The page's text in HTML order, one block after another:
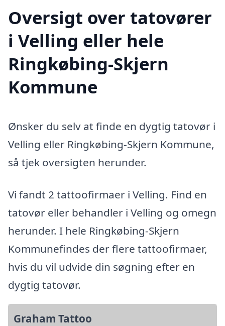
Oversigt over tatovører
i Velling eller hele
Ringkøbing-Skjern
Kommune
Ønsker du selv at finde en dygtig tatovør i
Velling eller Ringkøbing-Skjern Kommune,
så tjek oversigten herunder.
Vi fandt 2 tattoofirmaer i Velling. Find en
tatovør eller behandler i Velling og omegn
herunder. I hele Ringkøbing-Skjern
Kommunefindes der flere tattoofirmaer,
hvis du vil udvide din søgning efter en
dygtig tatovør.
Graham Tattoo